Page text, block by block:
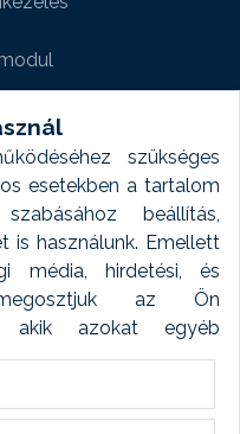
szükséges
esetekben a tartalom
beállítás,
is használunk. Emellett
média, hirdetési, és
az Ön
akik azokat egyéb
A sütik
naplózást végzünk és
töröljük. A
modul